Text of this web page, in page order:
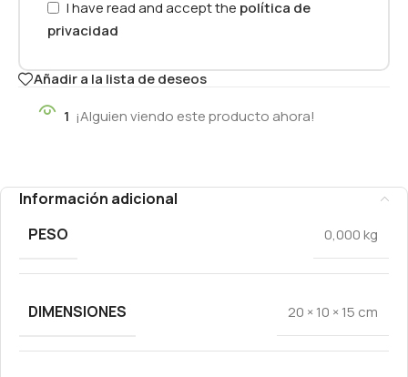
I have read and accept the política de
privacidad
Añadir a la lista de deseos
1 ¡Alguien viendo este producto ahora!
Información adicional
PESO
0,000 kg
DIMENSIONES 20 × 10 × 15 cm